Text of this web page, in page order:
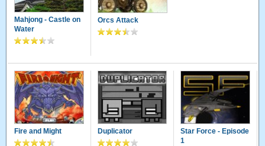
Mahjong - Castle on
Water
Orcs Attack
Fire and Might Duplicator
Star Force - Episode
1